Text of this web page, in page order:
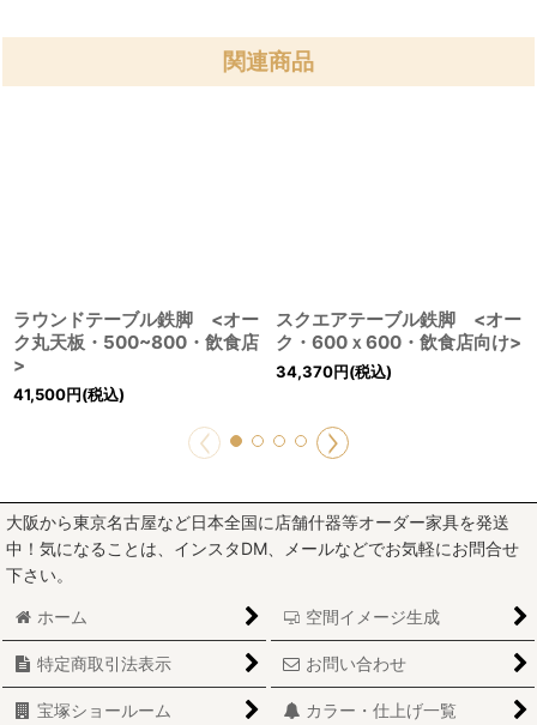
関連商品
ラウンドテーブル鉄脚 <オー
ク丸天板・500~800・飲食店
>
41,500円(税込)
スクエアテーブル鉄脚 <オー
ク・600ｘ600・飲食店向け>
34,370円(税込)
大阪から東京名古屋など日本全国に店舗什器等オーダー家具を発送
中！気になることは、インスタDM、メールなどでお気軽にお問合せ
下さい。
ホーム 空間イメージ生成
特定商取引法表示 お問い合わせ
宝塚ショールーム カラー・仕上げ一覧